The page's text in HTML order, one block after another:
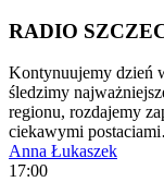
RADIO
Kontynuujemy dzień
śledzimy
regionu, rozdajemy
ciekawymi
Anna Łukaszek
17:00